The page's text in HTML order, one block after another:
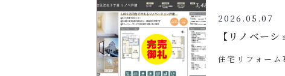
2026.05.07
【リノベー
住宅リフォーム